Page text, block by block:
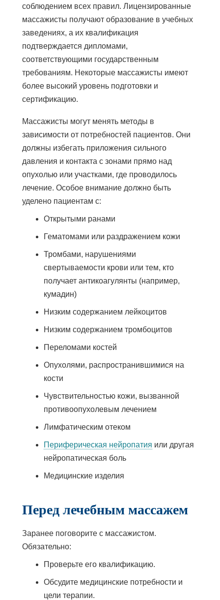
соблюдением всех правил. Лицензированные
массажисты получают образование в учебных
заведениях, а их квалификация
подтверждается дипломами,
соответствующими государственным
требованиям. Некоторые массажисты имеют
более высокий уровень подготовки и
сертификацию.
Массажисты могут менять методы в
зависимости от потребностей пациентов. Они
должны избегать приложения сильного
давления и контакта с зонами прямо над
опухолью или участками, где проводилось
лечение. Особое внимание должно быть
уделено пациентам с:
Открытыми ранами
Гематомами или раздражением кожи
Тромбами, нарушениями
свертываемости крови или тем, кто
получает антикоагулянты (например,
кумадин)
Низким содержанием лейкоцитов
Низким содержанием тромбоцитов
Переломами костей
Опухолями, распространившимися на
кости
Чувствительностью кожи, вызванной
противоопухолевым лечением
Лимфатическим отеком
Периферическая нейропатия или другая
нейропатическая боль
Медицинские изделия
Перед лечебным массажем
Заранее поговорите с массажистом.
Обязательно:
Проверьте его квалификацию.
Обсудите медицинские потребности и
цели терапии.